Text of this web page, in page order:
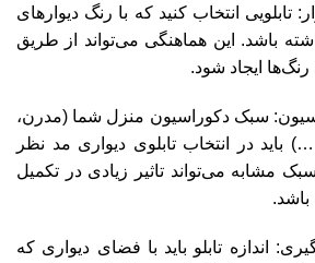
تابلویی انتخاب کنید که با رنگ دیوارهای
باشد. این هماهنگی می‌تواند از طریق
ایجاد شود.
سبک دکوراسیون منزل شما (مدرن،
باید در انتخاب تابلوی دیواری مد نظر
سبک مشابه می‌تواند تاثیر زیادی در تکمیل
اندازه تابلو باید با فضای دیواری که